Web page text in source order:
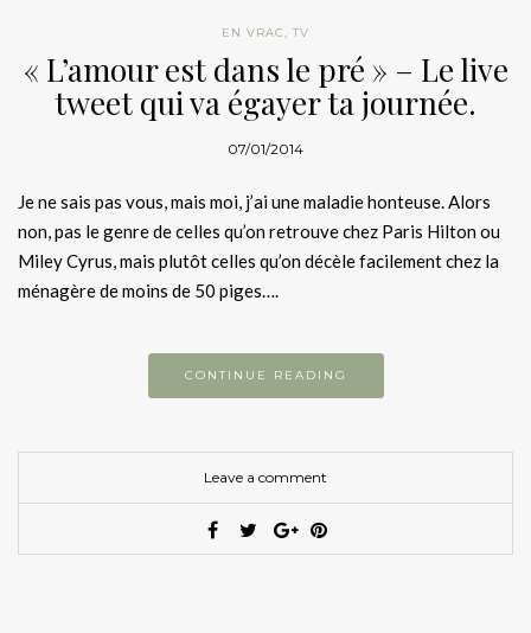
EN VRAC, TV
« L’amour est dans le pré » – Le live
tweet qui va égayer ta journée.
07/01/2014
Je ne sais pas vous, mais moi, j’ai une maladie honteuse. Alors
non, pas le genre de celles qu’on retrouve chez Paris Hilton ou
Miley Cyrus, mais plutôt celles qu’on décèle facilement chez la
ménagère de moins de 50 piges….
CONTINUE READING
Leave a comment